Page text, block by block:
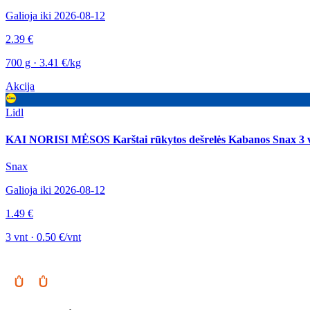
Galioja iki 2026-08-12
2.39 €
700 g · 3.41 €/kg
Akcija
Lidl
KAI NORISI MĖSOS Karštai rūkytos dešrelės Kabanos Snax 3
Snax
Galioja iki 2026-08-12
1.49 €
3 vnt · 0.50 €/vnt